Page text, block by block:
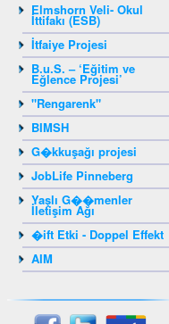
Elmshorn Veli- Okul
İttifakı (ESB)
İtfaiye Projesi
B.u.S. – ‘Eğitim ve
Eğlence Projesi’
"Rengarenk"
BIMSH
G�kkuşağı projesi
JobLife Pinneberg
Yaşlı G��menler
İletişim Ağı
�ift Etki - Doppel Effekt
AIM